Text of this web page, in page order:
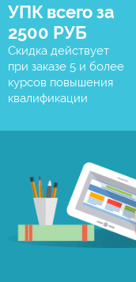
УПК всего за
2500 РУБ
Скидка действует
при заказе 5 и более
курсов повышения
квалификации